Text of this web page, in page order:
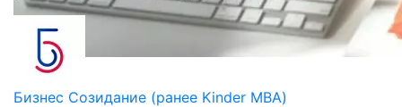
Бизнес Созидание (ранее Kinder MBA)